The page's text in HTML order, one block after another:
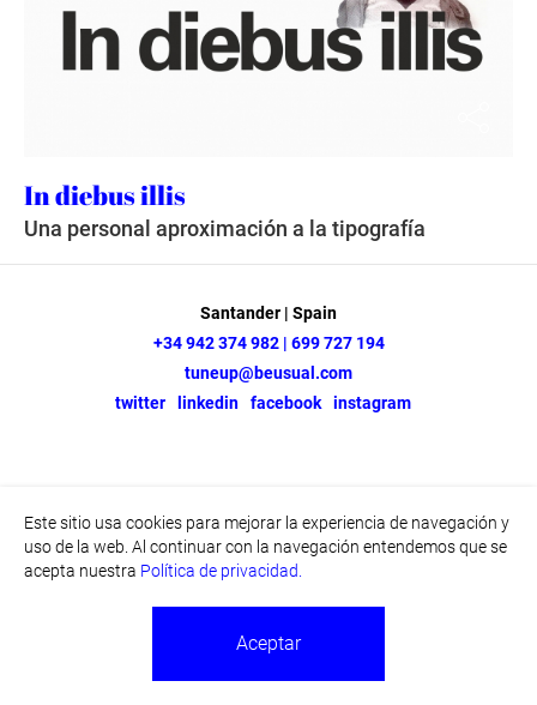
Este sitio usa cookies para mejorar la experiencia de navegación y
uso de la web. Al continuar con la navegación entendemos que se
acepta nuestra Política de privacidad.
Aceptar
In diebus illis
Una personal aproximación a la tipografía
Santander | Spain
+34 942 374 982 | 699 727 194
tuneup@beusual.com
twitter
linkedin facebook instagram